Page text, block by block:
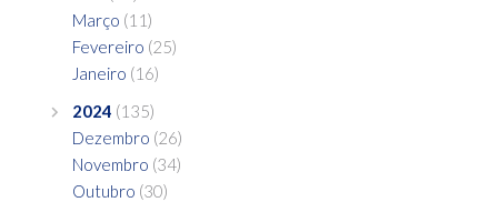
Março (11)
Fevereiro (25)
Janeiro (16)
2024 (135)
Dezembro (26)
Novembro (34)
Outubro (30)